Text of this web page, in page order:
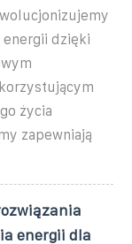
energii dzięki
życia
zapewniają
energii dla